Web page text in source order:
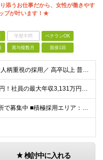
添うお仕事だから、女性が働きやす
プが叶います！★
学歴不問 ベテランOK
賞与複数月 面接1回
＼未経験歓迎・お人柄重視の採用／ 高卒以上 普通自動車第一種運転免許取得者（AT限定可） ★職歴は全く問いません！20代～50代が幅広く活躍中 前向きにコツコツと向き合える方であれば結果がついてくる
＼平均年収819万円！社員の最大年収3,131万円／ ＼2人に1人が年収700万円以上／ ＼5人に1人が年収1,000万円以上！／ 固定給だけで、年収524万円も可能！ インセンティブだけでなく固定給
■全国各地の事業所で募集中 ■積極採用エリア：東京・神奈川・埼玉・千葉・愛知 ※希望の勤務地で働ける！通勤可能な事業所を選定していきます ※地元に戻って働きたいUターン希望者も歓迎します！ ※社用車を
検討中に入れる